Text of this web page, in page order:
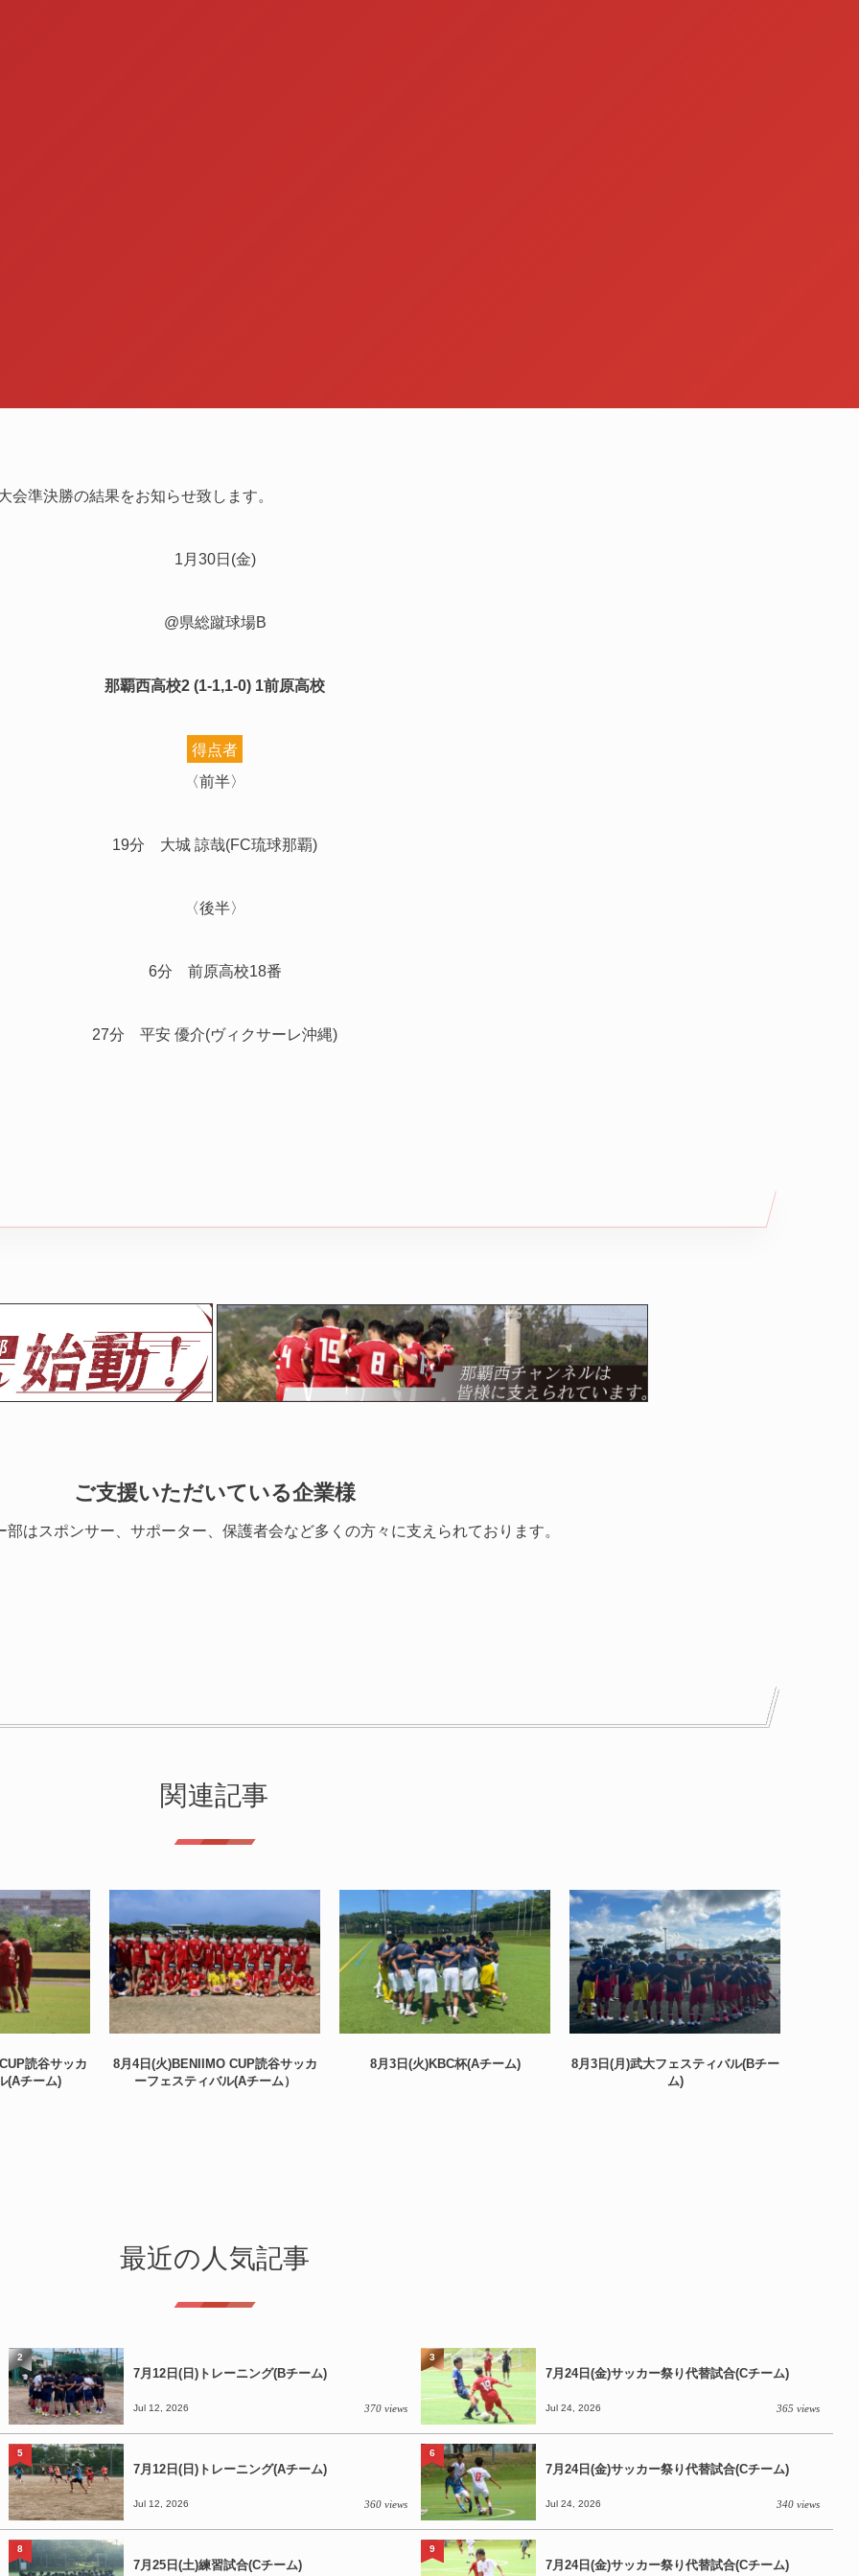
準決勝の結果をお知らせ致します。
1月30日(金)
@県総蹴球場B
那覇西高校2 (1-1,1-0) 1前原高校
得点者
〈前半〉
19分 大城 諒哉(FC琉球那覇)
〈後半〉
6分 前原高校18番
27分 平安 優介(ヴィクサーレ沖縄)
ご支援いただいている企業様
部はスポンサー、サポーター、保護者会など多くの方々に支えられております。
関連記事
読谷サッカ
(Aチーム)
8月4日(火)BENIIMO CUP読谷サッカ
ーフェスティバル(Aチーム）
8月3日(火)KBC杯(Aチーム)
8月3日(月)武大フェスティバル(Bチー
ム)
最近の人気記事
7月12日(日)トレーニング(Bチーム)
Jul 12, 2026 370 views
2
7月24日(金)サッカー祭り代替試合(Cチーム)
Jul 24, 2026 365 views
3
7月12日(日)トレーニング(Aチーム)
Jul 12, 2026 360 views
5
7月24日(金)サッカー祭り代替試合(Cチーム)
Jul 24, 2026 340 views
6
7月25日(土)練習試合(Cチーム)
8
7月24日(金)サッカー祭り代替試合(Cチーム)
9